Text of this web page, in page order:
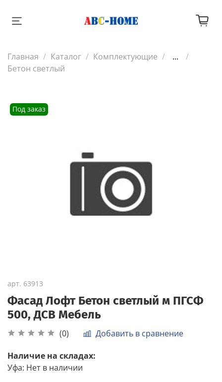
Главная Каталог Комплектующие
...
Бетон светлый
Под заказ
арт. 63913
Фасад Лофт Бетон светлый м ПГСФ
500, ДСВ Мебель
(0) Добавить в сравнение
Наличие на складах:
Уфа: Нет в наличии